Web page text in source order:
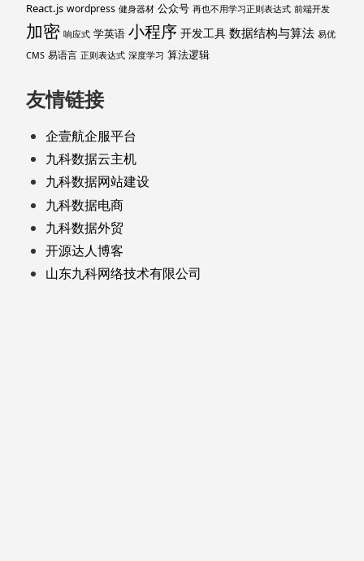
React.js wordpress 健身器材 公众号 再也不用学习正则表达式 前端开发
加密 响应式 学英语 小程序 开发工具 数据结构与算法 易优
CMS 易语言 正则表达式 深度学习 算法逻辑
友情链接
企壹航企服平台
九科数据云主机
九科数据网站建设
九科数据电商
九科数据外贸
开源达人博客
山东九科网络技术有限公司